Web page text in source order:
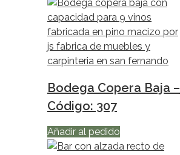
Bodega Copera Baja –
Código: 307
Añadir al pedido